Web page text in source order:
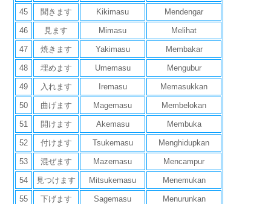
45 聞きます Kikimasu Mendengar
46 見ます Mimasu Melihat
47 焼きます Yakimasu Membakar
48 埋めます Umemasu Mengubur
49 入れます Iremasu Memasukkan
50 曲げます Magemasu Membelokan
51 開けます Akemasu Membuka
52 付けます Tsukemasu Menghidupkan
53 混ぜます Mazemasu Mencampur
54 見つけます Mitsukemasu Menemukan
55 下げます Sagemasu Menurunkan